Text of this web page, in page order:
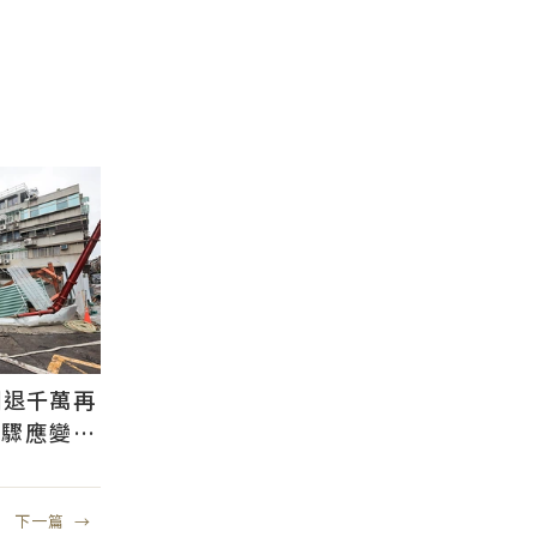
千萬再
應變：
下一篇 →